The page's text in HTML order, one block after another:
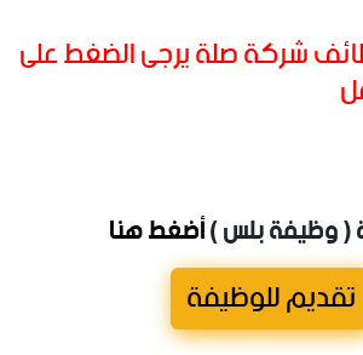
شركة صلة يرجى الضغط على
( وظيفة بلس )أضغط هنا
تقديم للوظيفة